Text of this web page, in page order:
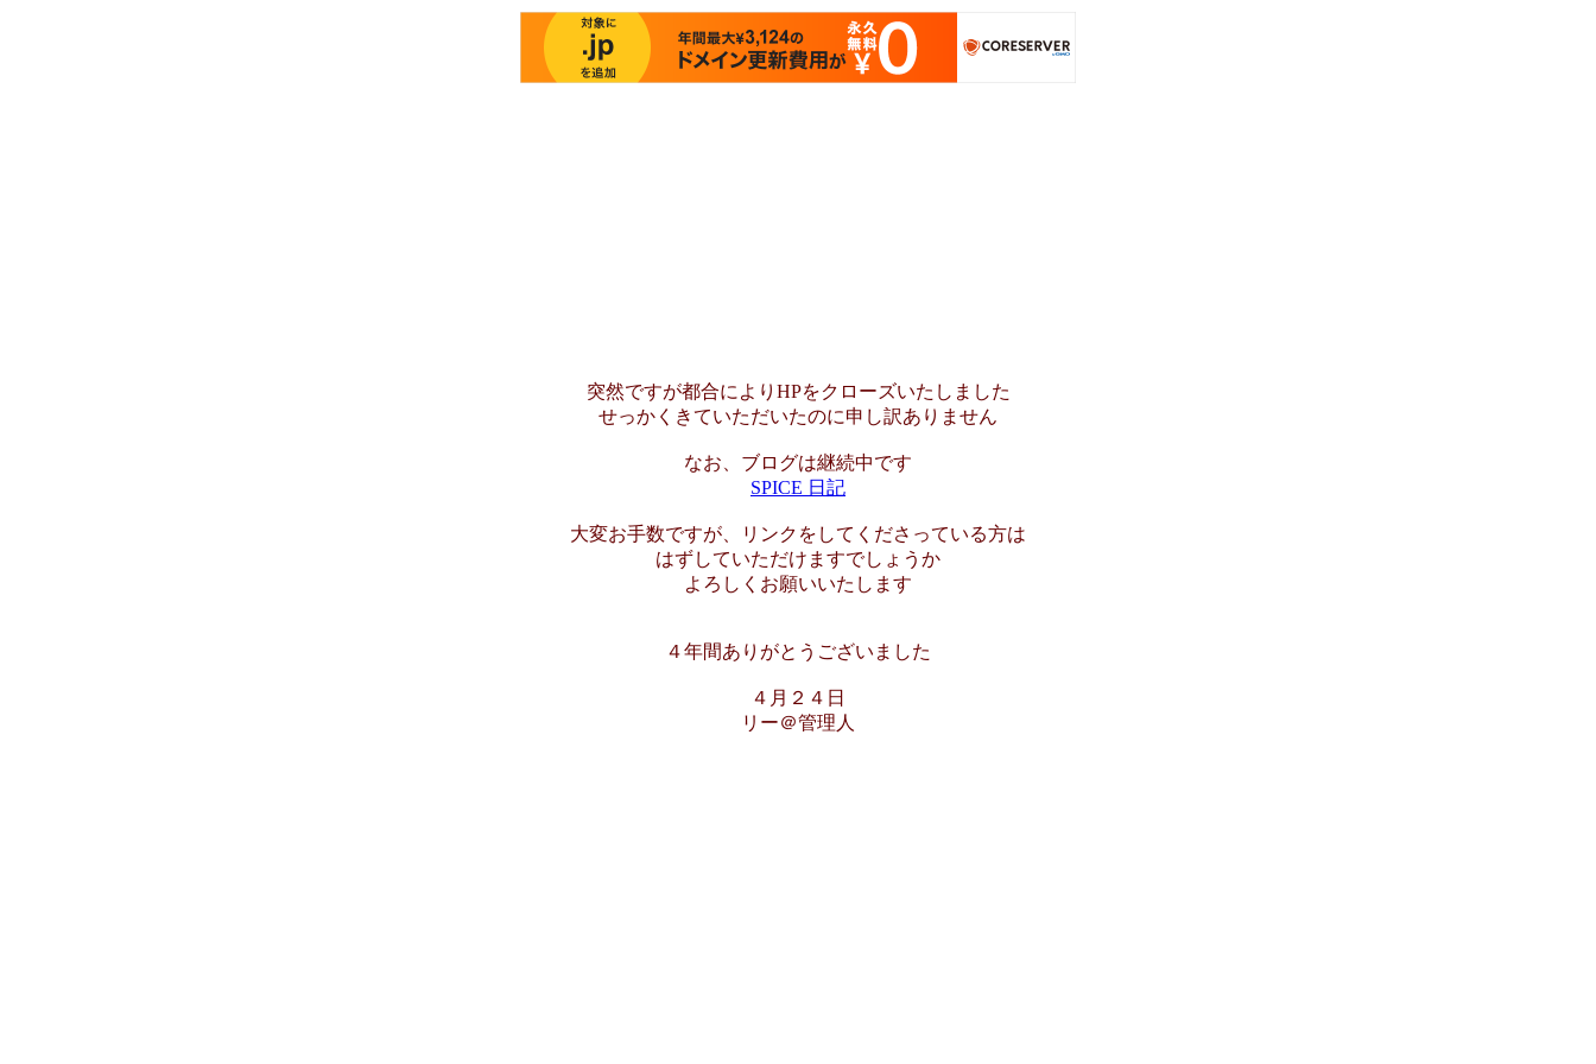
突然ですが都合によりHPをクローズいたしました
せっかくきていただいたのに申し訳ありません
なお、ブログは継続中です
SPICE 日記
大変お手数ですが、リンクをしてくださっている方は
はずしていただけますでしょうか
よろしくお願いいたします
４年間ありがとうございました
４月２４日
リー＠管理人